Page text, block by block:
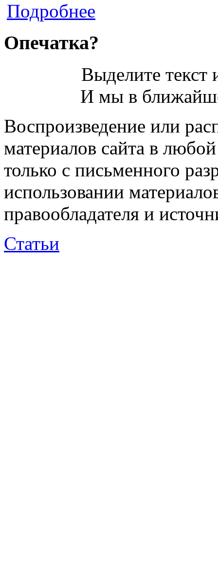
Подробнее
Опечатка?
Выделите
И мы в
Воспроизведение или
материалов сайта в
только с письменного
использовании
правообладателя и
Статьи